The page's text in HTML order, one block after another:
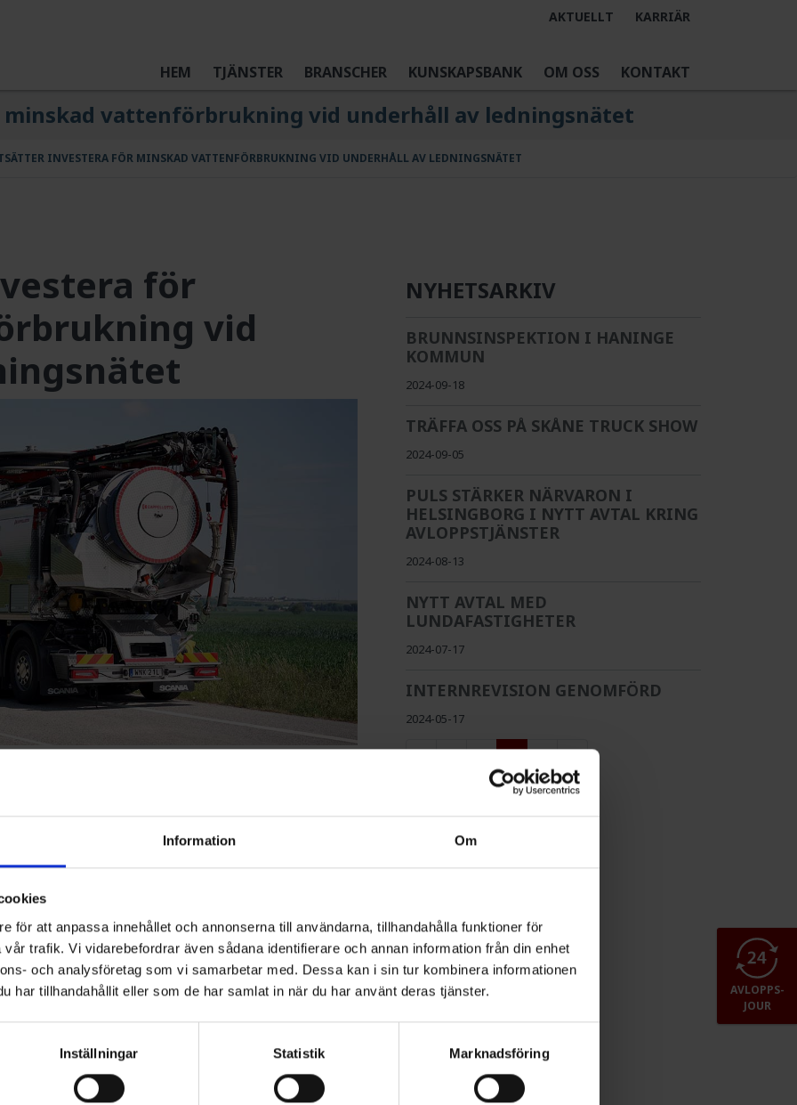
Information Om
för att anpassa innehållet och annonserna till användarna, tillhandahålla funktioner för
trafik. Vi vidarebefordrar även sådana identifierare och annan information från din enhet
och analysföretag som vi samarbetar med. Dessa kan i sin tur kombinera informationen
har tillhandahållit eller som de har samlat in när du har använt deras tjänster.
Inställningar Statistik Marknadsföring
AKTUELLT KARRIÄR
HEM TJÄNSTER BRANSCHER KUNSKAPSBANK OM OSS KONTAKT
vattenförbrukning vid underhåll av ledningsnätet
INVESTERA FÖR MINSKAD VATTENFÖRBRUKNING VID UNDERHÅLL AV LEDNINGSNÄTET
för
vid
bidra till ett mer effektivt arbete
Två nya CapRecy-fordon från
vid underhåll av avlopp och
tanke på de låga grundvattennivåerna och
modern teknik kan vi arbeta smartare och möta
sätt, säger Jonas Mader, vd för Puls.
av recycling-spolbilar och är ytterligare ett steg i
där det är möjligt.
spolar ledningar och avlopp samtidigt som
Tack vare
på vattentanken från flera gånger om dagen till
arbetet, minskar transportsträckor för att
NYHETSARKIV
BRUNNSINSPEKTION I HANINGE
KOMMUN
2024-09-18
TRÄFFA OSS PÅ SKÅNE TRUCK SHOW
2024-09-05
PULS STÄRKER NÄRVARON I
HELSINGBORG I NYTT AVTAL KRING
AVLOPPSTJÄNSTER
2024-08-13
NYTT AVTAL MED
LUNDAFASTIGHETER
2024-07-17
INTERNREVISION GENOMFÖRD
2024-05-17
1 2 3 4 5 6
AVLOPPS-
JOUR